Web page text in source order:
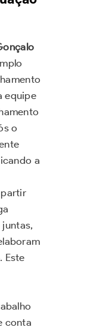
equipe
o
a
partir
. Este
conta